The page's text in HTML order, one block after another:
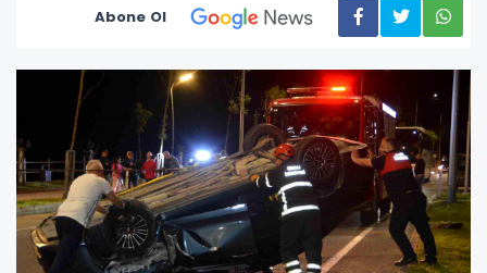
Abone Ol